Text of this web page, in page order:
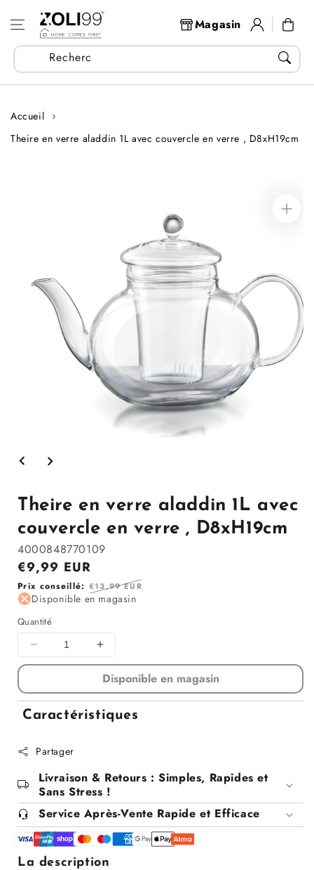
contenu
Recherchez vos articles...
Magasin
connecter
Panier
Accueil
Theire en verre aladdin 1L avec couvercle en verre , D8xH19cm
média
la
modale
Theire en verre aladdin 1L avec
couvercle en verre , D8xH19cm
4000848770109
Prix
en
solde
€9,99 EUR
Prix
régulier
Prix conseillé: €13,99 EUR
Disponible en magasin
Quantité
Diminuer
la
pour
Theire
en
aladdin
avec
couvercle
en
verre
,
D8xH19cm
Augmenter
la
quantité
pour
Theire
en
avec
couvercle
en
verre
,
D8xH19cm
Disponible en magasin
Caractéristiques
Partager
Livraison & Retours : Simples, Rapides et
Sans Stress !
Service Après-Vente Rapide et Efficace
La description